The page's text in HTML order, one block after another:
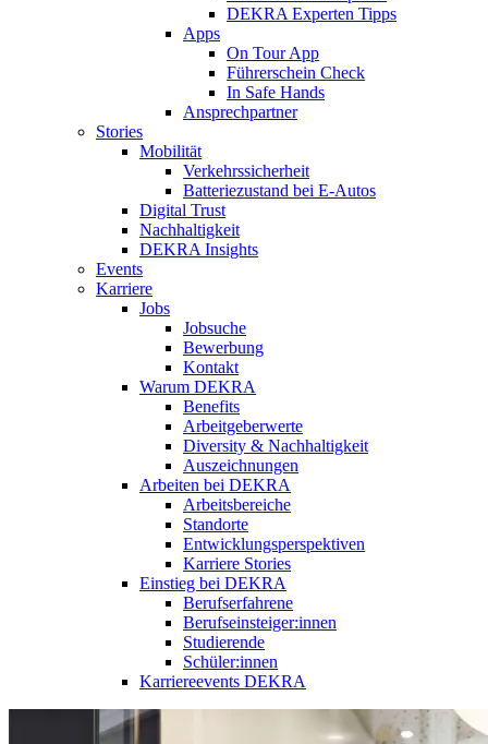
DEKRA Experten Tipps
Apps
On Tour App
Führerschein Check
In Safe Hands
Ansprechpartner
Stories
Mobilität
Verkehrssicherheit
Batteriezustand bei E-Autos
Digital Trust
Nachhaltigkeit
DEKRA Insights
Events
Karriere
Jobs
Jobsuche
Bewerbung
Kontakt
Warum DEKRA
Benefits
Arbeitgeberwerte
Diversity & Nachhaltigkeit
Auszeichnungen
Arbeiten bei DEKRA
Arbeitsbereiche
Standorte
Entwicklungsperspektiven
Karriere Stories
Einstieg bei DEKRA
Berufserfahrene
Berufseinsteiger:innen
Studierende
Schüler:innen
Karriereevents DEKRA